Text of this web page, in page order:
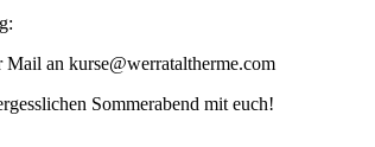
Mail an kurse@werrataltherme.com
Sommerabend mit euch!